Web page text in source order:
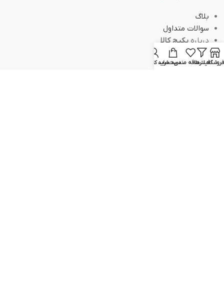
بلاگ
سوالات متداول
درباره پکیج کالا
ارتباط با ما
قوانین و مقرراتفروشگاهفیلترهاعلاقه مندیسبد خرید
حساب کاربری من